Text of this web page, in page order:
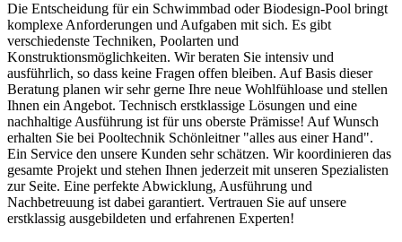
Die Entscheidung für ein Schwimmbad oder Biodesign-Pool bringt
komplexe Anforderungen und Aufgaben mit sich. Es gibt
verschiedenste Techniken, Poolarten und
Konstruktionsmöglichkeiten. Wir beraten Sie intensiv und
ausführlich, so dass keine Fragen offen bleiben. Auf Basis dieser
Beratung planen wir sehr gerne Ihre neue Wohlfühloase und stellen
Ihnen ein Angebot. Technisch erstklassige Lösungen und eine
nachhaltige Ausführung ist für uns oberste Prämisse! Auf Wunsch
erhalten Sie bei Pooltechnik Schönleitner "alles aus einer Hand".
Ein Service den unsere Kunden sehr schätzen. Wir koordinieren das
gesamte Projekt und stehen Ihnen jederzeit mit unseren Spezialisten
zur Seite. Eine perfekte Abwicklung, Ausführung und
Nachbetreuung ist dabei garantiert. Vertrauen Sie auf unsere
erstklassig ausgebildeten und erfahrenen Experten!